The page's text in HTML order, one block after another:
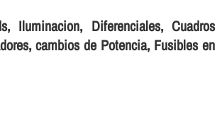
Iluminacion, Diferenciales, Cuadros
cambios de Potencia, Fusibles en